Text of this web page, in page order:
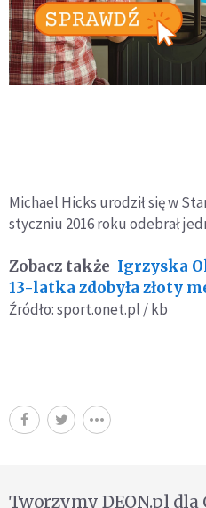
Michael Hicks urodził się w
styczniu 2016 roku odebrał
Zobacz także Igrzyska
13-latka zdobyła złoty
Źródło: sport.onet.pl / kb
Tworzymy DEON.pl dla